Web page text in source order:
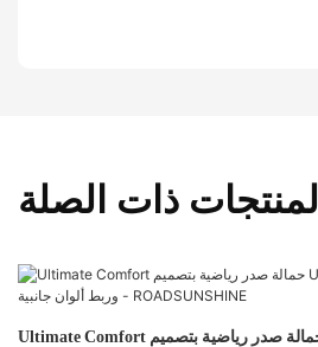
المنتجات ذات الصلة
Ultimate Comfort حمالة صدر رياضية بتصميم U-Back